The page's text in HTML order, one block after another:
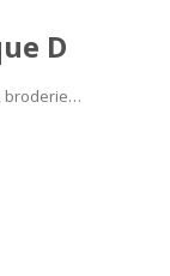
D
broderie…